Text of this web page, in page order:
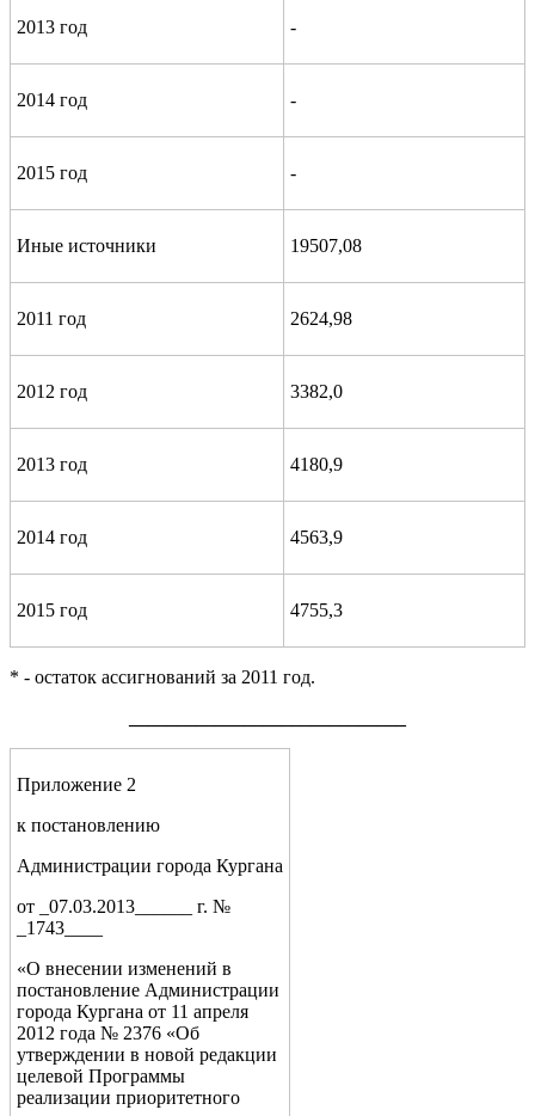
2013 год -
2014 год -
2015 год -
Иные источники 19507,08
2011 год 2624,98
2012 год 3382,0
2013 год 4180,9
2014 год 4563,9
2015 год 4755,3
* - остаток ассигнований за 2011 год.
Приложение 2
к постановлению
Администрации города Кургана
от _07.03.2013______ г. №
_1743____
«О внесении изменений в
постановление Администрации
города Кургана от 11 апреля
2012 года № 2376 «Об
утверждении в новой редакции
целевой Программы
реализации приоритетного